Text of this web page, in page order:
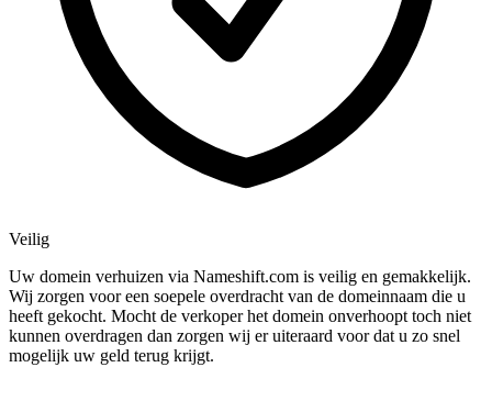
Veilig
Uw domein verhuizen via Nameshift.com is veilig en gemakkelijk.
Wij zorgen voor een soepele overdracht van de domeinnaam die u
heeft gekocht. Mocht de verkoper het domein onverhoopt toch niet
kunnen overdragen dan zorgen wij er uiteraard voor dat u zo snel
mogelijk uw geld terug krijgt.